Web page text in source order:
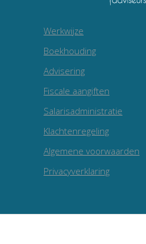
Werkwijze
Boekhouding
Advisering
Fiscale aangiften
Salarisadministratie
Klachtenregeling
Algemene voorwaarden
Privacyverklaring